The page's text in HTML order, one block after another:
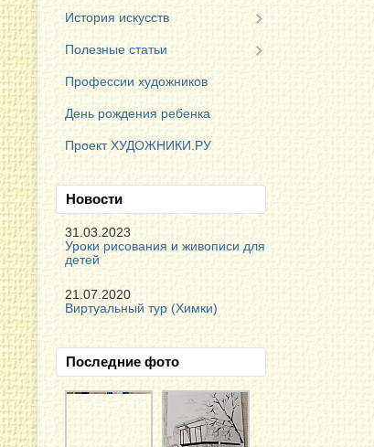
История искусств
Полезные статьи
Профессии художников
День рождения ребенка
Проект ХУДОЖНИКИ.РУ
Новости
31.03.2023
Уроки рисования и живописи для
детей
21.07.2020
Виртуальный тур (Химки)
Последние фото